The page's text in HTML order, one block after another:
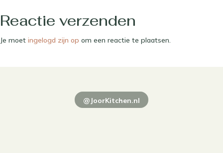
Reactie verzenden
Je moet ingelogd zijn op om een reactie te plaatsen.
@JoorKitchen.nl